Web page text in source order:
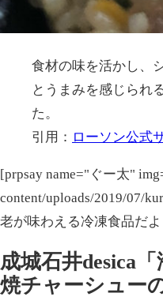
食材の味を活かし、
とうまみを感じられ
た。
引用： ローソン公式
[prpsay name="ぐー太"
content/uploads/2019/07/
老が味わえる冷凍食品だ
成城石井desica
焼チャーシュー